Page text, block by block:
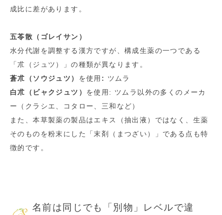
成比に差があります。
五苓散（ゴレイサン）
水分代謝を調整する漢方ですが、構成生薬の一つである
「朮（ジュツ）」の種類が異なります。
蒼朮（ソウジュツ） を使用 : ツムラ
白朮（ビャクジュツ） を使用: ツムラ以外の多くのメーカ
ー（クラシエ、コタロー、三和など）
また、本草製薬の製品はエキス（抽出液）ではなく、生薬
そのものを粉末にした「末剤（まつざい）」である点も特
徴的です。
名前は同じでも「別物」レベルで違